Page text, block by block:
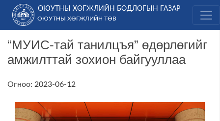
content
ОЮУТНЫ ХӨГЖЛИЙН БОДЛОГЫН ГАЗАР
ОЮУТНЫ ХӨГЖЛИЙН ТӨВ
“МУИС-тай танилцъя” өдөрлөгийг
амжилттай зохион байгууллаа
Огноо: 2023-06-12